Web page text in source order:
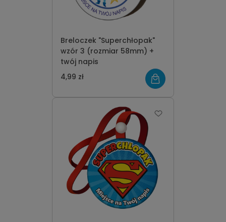
Breloczek "Superchłopak"
wzór 3 (rozmiar 58mm) +
twój napis
4,99 zł